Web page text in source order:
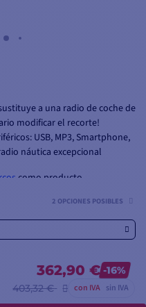
a una radio de coche de
modificar el recorte!
USB, MP3, Smartphone,
náutica excepcional
como producto
2 OPCIONES POSIBLES
362,90 € -16%
403,32 €
con IVA sin IVA